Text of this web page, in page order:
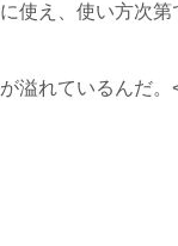
使え、使い方次第
溢れているんだ。